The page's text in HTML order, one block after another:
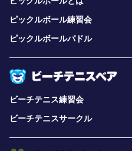
ピックルボール練習会
ピックルボールパドル
ビーチテニス練習会
ビーチテニスサークル